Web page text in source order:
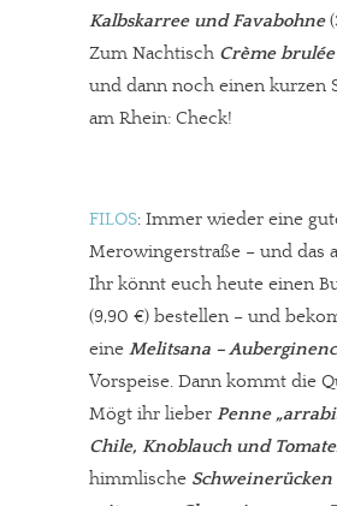
Kalbskarree und Favabohne
Zum Nachtisch Crème brulée
und dann noch einen kurzen
am Rhein: Check!
FILOS: Immer wieder eine
Merowingerstraße – und das
Ihr könnt euch heute einen
(9,90 €) bestellen – und
eine Melitsana –
Vorspeise. Dann kommt die
Mögt ihr lieber Penne
Chile, Knoblauch und
himmlische